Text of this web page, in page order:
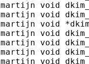
martijn
martijn
martijn
martijn
martijn
martijn
martijn